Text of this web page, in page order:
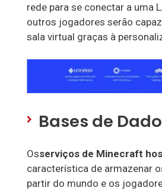
rede para se conectar a uma
outros jogadores serão
sala virtual graças à
Bases de
Osserviços de Minecraft
característica de armazenar
partir do mundo e os